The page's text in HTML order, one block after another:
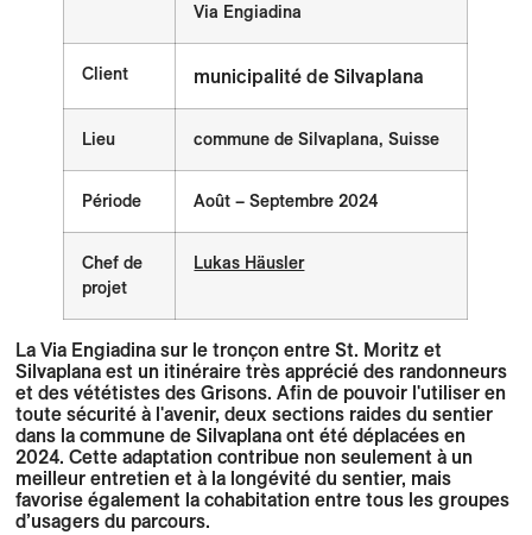
Via Engiadina
Client municipalité de Silvaplana
Lieu commune de Silvaplana, Suisse
Période Août – Septembre 2024
Chef de
projet
Lukas Häusler
La Via Engiadina sur le tronçon entre St. Moritz et
Silvaplana est un itinéraire très apprécié des randonneurs
et des vététistes des Grisons. Afin de pouvoir l'utiliser en
toute sécurité à l'avenir, deux sections raides du sentier
dans la commune de Silvaplana ont été déplacées en
2024. Cette adaptation contribue non seulement à un
meilleur entretien et à la longévité du sentier, mais
favorise également la cohabitation entre tous les groupes
d’usagers du parcours.